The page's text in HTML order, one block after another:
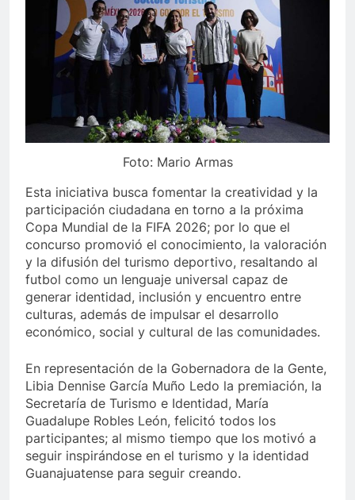
Foto: Mario Armas
Esta iniciativa busca fomentar la creatividad y la
participación ciudadana en torno a la próxima
Copa Mundial de la FIFA 2026; por lo que el
concurso promovió el conocimiento, la valoración
y la difusión del turismo deportivo, resaltando al
futbol como un lenguaje universal capaz de
generar identidad, inclusión y encuentro entre
culturas, además de impulsar el desarrollo
económico, social y cultural de las comunidades.
En representación de la Gobernadora de la Gente,
Libia Dennise García Muño Ledo la premiación, la
Secretaría de Turismo e Identidad, María
Guadalupe Robles León, felicitó todos los
participantes; al mismo tiempo que los motivó a
seguir inspirándose en el turismo y la identidad
Guanajuatense para seguir creando.